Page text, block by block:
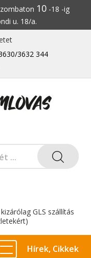
10-18 -ig
u. 18/a.
3632 344
GLS szállítás
Hírek, Cikkek